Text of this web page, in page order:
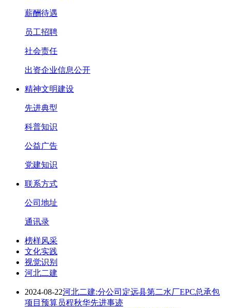
薪酬待遇
员工招聘
社会责任
出资企业信息公开
精神文明建设
先进典型
科普知识
公益广告
党建知识
联系方式
公司地址
通讯录
榜样风采
文化实践
视觉识别
河北二建
2024-08-22河北二建:分公司定远县第二水厂EPC总承包
项目预算员程秋华先进事迹